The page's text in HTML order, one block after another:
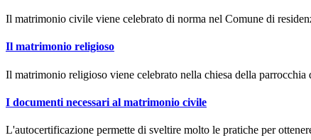
Il matrimonio civile viene celebrato di norma nel Comune di
Il matrimonio religioso
Il matrimonio religioso viene celebrato nella chiesa della
I documenti necessari al matrimonio civile
L'autocertificazione permette di sveltire molto le pratiche per